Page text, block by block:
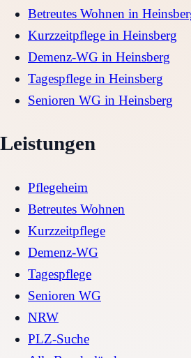
Betreutes Wohnen in
Kurzzeitpflege in Heinsberg
Demenz-WG in Heinsberg
Tagespflege in Heinsberg
Senioren WG in Heinsberg
Leistungen
Pflegeheim
Betreutes Wohnen
Kurzzeitpflege
Demenz-WG
Tagespflege
Senioren WG
NRW
PLZ-Suche